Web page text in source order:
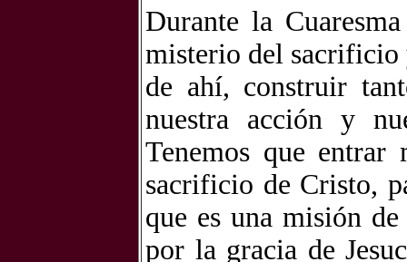
Durante la
misterio del sacrificio
de ahí, construir
nuestra acción y
Tenemos que entrar
sacrificio de Cristo,
que es una misión
por la gracia de